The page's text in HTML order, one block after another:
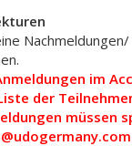
im
der
müssen